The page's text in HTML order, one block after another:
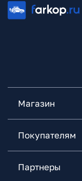
Магазин
Покупателям
Партнеры